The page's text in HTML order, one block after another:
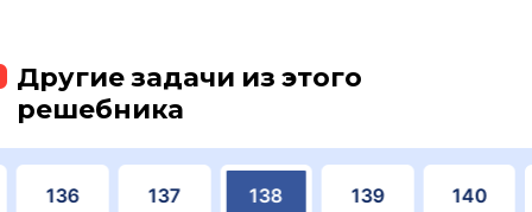
Другие задачи из этого
решебника
136 137 138 139 140